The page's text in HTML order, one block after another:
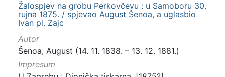
Žalospjev na grobu Perkovčevu : u Samoboru 30.
rujna 1875. / spjevao August Šenoa, a uglasbio
Ivan pl. Zajc
Autor
Šenoa, August (14. 11. 1838. – 13. 12. 1881.)
Impresum